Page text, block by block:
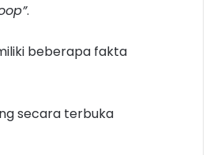
.
beberapa fakta
secara terbuka